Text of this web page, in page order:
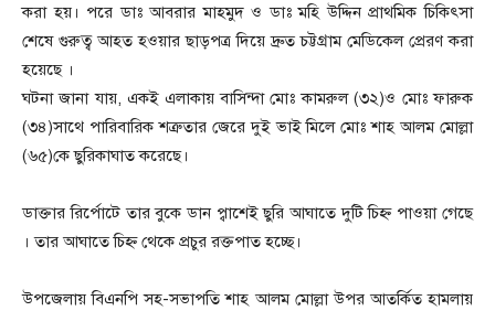
করা হয়। পরে ডাঃ আবরার মাহমুদ ও ডাঃ মহি উদ্দিন প্রাথমিক চিকিৎসা
শেষে গুরুত্ব আহত হওয়ার ছাড়পত্র দিয়ে দ্রুত চট্টগ্রাম মেডিকেল প্রেরণ করা
হয়েছে ।
ঘটনা জানা যায়, একই এলাকায় বাসিন্দা মোঃ কামরুল (৩২)ও মোঃ ফারুক
(৩৪)সাথে পারিবারিক শত্রুতার জেরে দুই ভাই মিলে মোঃ শাহ আলম মোল্লা
(৬৫)কে ছুরিকাঘাত করেছে।
ডাক্তার রির্পোটে তার বুকে ডান প্বাশেই ছুরি আঘাতে দুটি চিহ্ন পাওয়া গেছে
। তার আঘাতে চিহ্ন থেকে প্রচুর রক্তপাত হচ্ছে।
উপজেলায় বিএনপি সহ-সভাপতি শাহ আলম মোল্লা উপর আতর্কিত হামলায়